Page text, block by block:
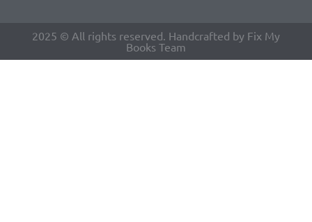
2025 © All rights reserved. Handcrafted by Fix My
Books Team